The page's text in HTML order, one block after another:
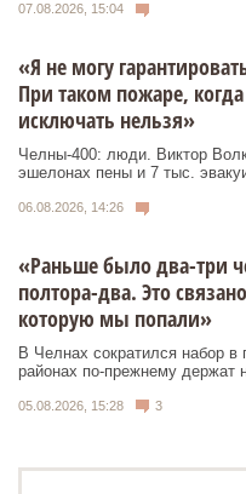
07.08.2026, 15:04
«Я не могу
При таком пожаре,
исключать нельзя»
Челны-400: люди. Виктор
эшелонах пены и 7 тыс.
06.08.2026, 14:26
«Раньше было два-три
полтора-два. Это
которую мы попали»
В Челнах сократился набор
районах по-прежнему держат
05.08.2026, 15:28 3